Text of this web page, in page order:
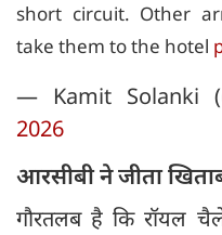
short circuit. Other
take them to the hotel
— Kamit Solanki
2026
आरसीबी ने जीता
गौरतलब है कि रॉयल